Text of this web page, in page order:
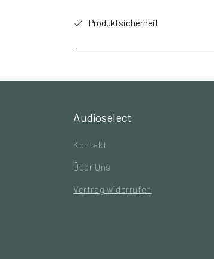
Produktsicherheit
Audioselect
Kontakt
Über Uns
Vertrag widerrufen